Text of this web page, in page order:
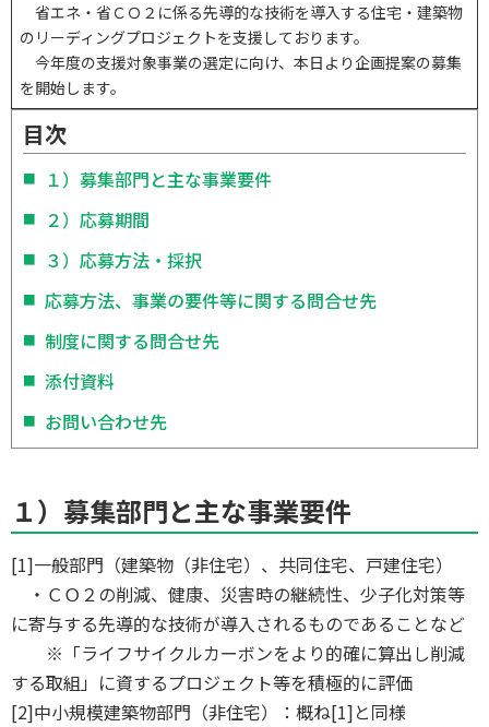
省エネ・省ＣＯ２に係る先導的な技術を導入する住宅・建築物
のリーディングプロジェクトを支援しております。
今年度の支援対象事業の選定に向け、本日より企画提案の募集
を開始します。
目次
１）募集部門と主な事業要件
２）応募期間
３）応募方法・採択
応募方法、事業の要件等に関する問合せ先
制度に関する問合せ先
添付資料
お問い合わせ先
１）募集部門と主な事業要件
[1]一般部門（建築物（非住宅）、共同住宅、戸建住宅）
・ＣＯ２の削減、健康、災害時の継続性、少子化対策等
に寄与する先導的な技術が導入されるものであることなど
※「ライフサイクルカーボンをより的確に算出し削減
する取組」に資するプロジェクト等を積極的に評価
[2]中小規模建築物部門（非住宅）：概ね[1]と同様